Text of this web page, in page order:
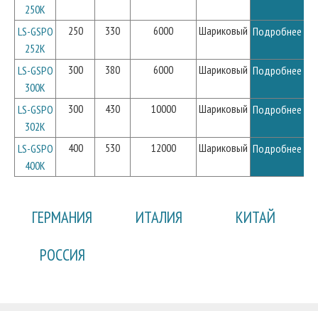
250K
LS-GSPO
252K
250 330 6000 Шариковый Подробнее
LS-GSPO
300K
300 380 6000 Шариковый Подробнее
LS-GSPO
302K
300 430 10000 Шариковый Подробнее
LS-GSPO
400K
400 530 12000 Шариковый Подробнее
ГЕРМАНИЯ ИТАЛИЯ
КИТАЙ
РОССИЯ